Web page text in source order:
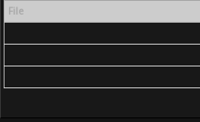
File